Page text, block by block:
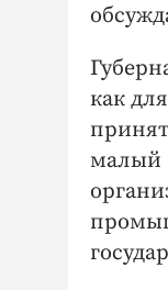
как
малый